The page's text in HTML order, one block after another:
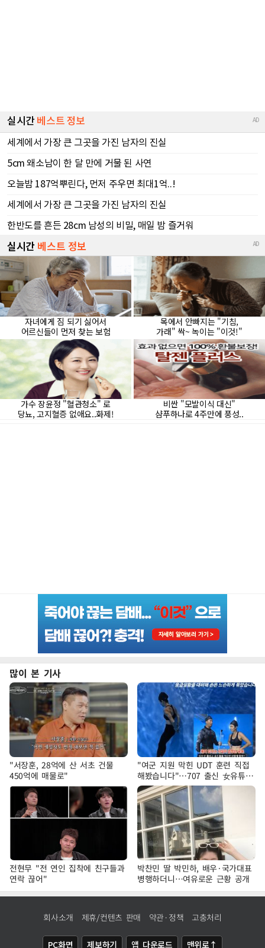
많이 본 기사
"서장훈, 28억에 산 서초 건물
450억에 매물로"
"여군 지원 막힌 UDT 훈련 직접
해봤습니다"…707 출신 女유튜버
'완벽 소화'
전현무 "전 연인 집착에 친구들과
연락 끊어"
박찬민 딸 박민하, 배우·국가대표
병행하더니…여유로운 근황 공개
회사소개 제휴/컨텐츠 판매 약관·정책 고충처리
PC화면 제보하기 앱 다운로드 맨위로↑